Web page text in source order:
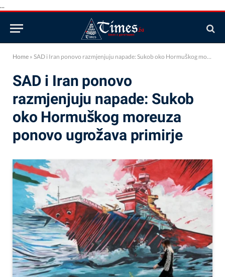
...
Home » SAD i Iran ponovo razmjenjuju napade: Sukob oko Hormuškog moreuza ponovo ugrožava primirje
SAD i Iran ponovo
razmjenjuju napade: Sukob
oko Hormuškog moreuza
ponovo ugrožava primirje